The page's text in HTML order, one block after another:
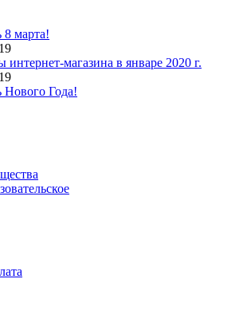
8 марта!
интернет-магазина в январе 2020 г.
Нового Года!